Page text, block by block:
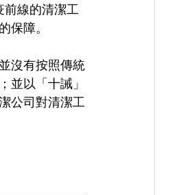
前線的清潔工
保障。
沒有按照傳統
並以「十誡」
公司對清潔工